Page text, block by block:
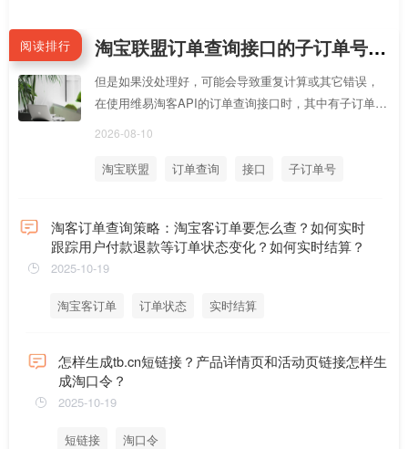
阅读排行 淘宝联盟订单查询接口的子订单号和父订单号是什么区别？怎样区分每个订单
但是如果没处理好，可能会导致重复计算或其它错误，
在使用维易淘客API的订单查询接口时，其中有子订单号
2026-08-10
淘宝联盟 订单查询 接口
子订单号
淘客订单查询策略：淘宝客订单要怎么查？如何实时
跟踪用户付款退款等订单状态变化？如何实时结算？
2025-10-19
淘宝客订单 订单状态 实时结算
怎样生成tb.cn短链接？产品详情页和活动页链接怎样生
成淘口令？
2025-10-19
短链接 淘口令